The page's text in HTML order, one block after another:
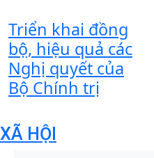
Triển khai đồng
bộ, hiệu quả các
Nghị quyết của
Bộ Chính trị
XÃ HỘI